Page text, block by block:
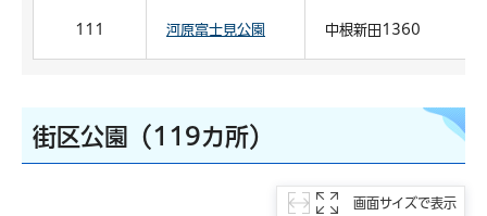
111 河原富士見公園 中根新田1360
街区公園（119カ所）
画面サイズで表示